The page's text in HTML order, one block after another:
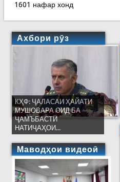
1601 нафар хонд
Ахбори рӯз
КҲФ: ҶАЛАСАИ ҲАЙАТИ
МУШОВАРА ОИД БА
ҶАМЪБАСТИ
НАТИҶАҲОИ...
Маводҳои видеоӣ